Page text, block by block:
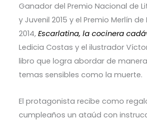
Ganador del Premio Nacional de
y Juvenil 2015 y el Premio Merlín
2014, Escarlatina, la cocinera
Ledicia Costas y el ilustrador
libro que logra abordar de
temas sensibles como la muerte.
El protagonista recibe como
cumpleaños un ataúd con